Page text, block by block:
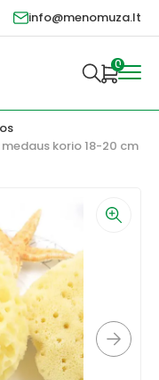
info@menomuza.lt
0
korio 18-20 cm